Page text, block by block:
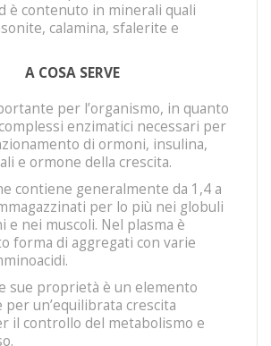
è contenuto in minerali quali
calamina, sfalerite e
A COSA SERVE
per l’organismo, in quanto
enzimatici necessari per
di ormoni, insulina,
e ormone della crescita.
contiene generalmente da 1,4 a
per lo più nei globuli
e nei muscoli. Nel plasma è
forma di aggregati con varie
sue proprietà è un elemento
un’equilibrata crescita
il controllo del metabolismo e